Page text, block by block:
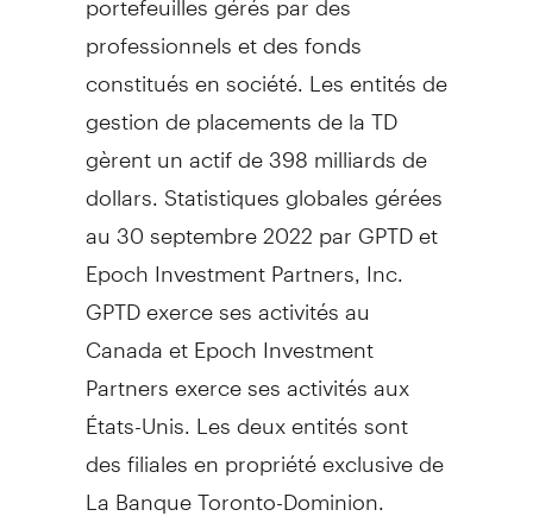
professionnels et des fonds
constitués en société. Les entités de
gestion de placements de la TD
gèrent un actif de 398 milliards de
dollars. Statistiques globales gérées
au 30 septembre 2022 par GPTD et
Epoch Investment Partners, Inc.
GPTD exerce ses activités au
Canadaet Epoch Investment
Partners exerce ses activités aux
États-Unis. Les deux entités sont
des filiales en propriété exclusive de
La Banque Toronto-Dominion.